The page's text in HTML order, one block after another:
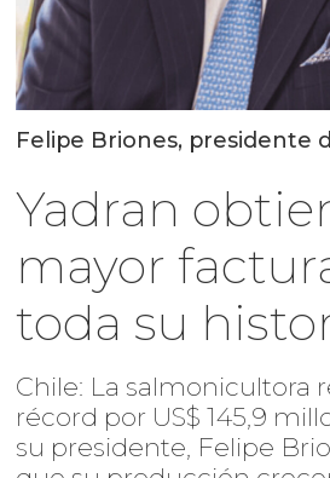
Felipe Briones, presidente
Yadran
mayor
toda su
Chile: La salmonicultora
récord por US$ 145,9
su presidente, Felipe